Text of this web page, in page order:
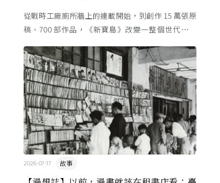
從戰時工廠廁所牆上的連載開始，到創作 15 萬張原
稿、700 部作品，《新寶島》改變一整個世代的命
改寫日本的文化 ...
故事
2026-07-17